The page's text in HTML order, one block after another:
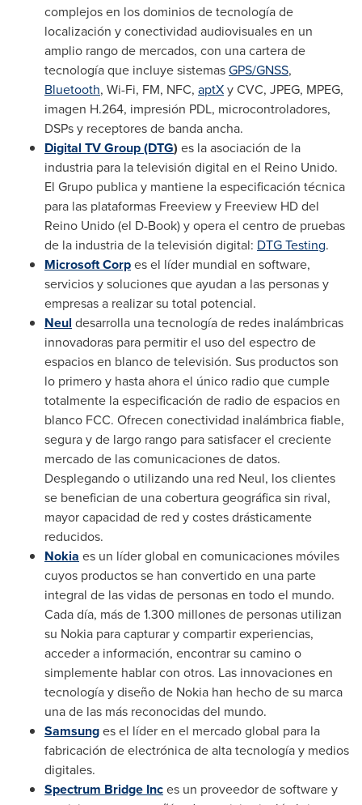
complejos en los dominios de tecnología de
localización y conectividad audiovisuales en un
amplio rango de mercados, con una cartera de
tecnología que incluye sistemasGPS/GNSS,
Bluetooth, Wi-Fi, FM, NFC, aptXy CVC, JPEG, MPEG,
imagen H.264, impresión PDL, microcontroladores,
DSPs y receptores de banda ancha.
Digital TV Group (DTG) es la asociación de la
industria para la televisión digital en el Reino Unido.
El Grupo publica y mantiene la especificación técnica
para las plataformas Freeview y Freeview HD del
Reino Unido (el D-Book) y opera el centro de pruebas
de la industria de la televisión digital: DTG Testing.
Microsoft Corpes el líder mundial en software,
servicios y soluciones que ayudan a las personas y
empresas a realizar su total potencial.
Neul desarrolla una tecnología de redes inalámbricas
innovadoras para permitir el uso del espectro de
espacios en blanco de televisión. Sus productos son
lo primero y hasta ahora el único radio que cumple
totalmente la especificación de radio de espacios en
blanco FCC. Ofrecen conectividad inalámbrica fiable,
segura y de largo rango para satisfacer el creciente
mercado de las comunicaciones de datos.
Desplegando o utilizando una red Neul, los clientes
se benefician de una cobertura geográfica sin rival,
mayor capacidad de red y costes drásticamente
reducidos.
Nokia es un líder global en comunicaciones móviles
cuyos productos se han convertido en una parte
integral de las vidas de personas en todo el mundo.
Cada día, más de 1.300 millones de personas utilizan
su Nokia para capturar y compartir experiencias,
acceder a información, encontrar su camino o
simplemente hablar con otros. Las innovaciones en
tecnología y diseño de Nokia han hecho de su marca
una de las más reconocidas del mundo.
Samsunges el líder en el mercado global para la
fabricación de electrónica de alta tecnología y medios
digitales.
Spectrum Bridge Inces un proveedor de software y